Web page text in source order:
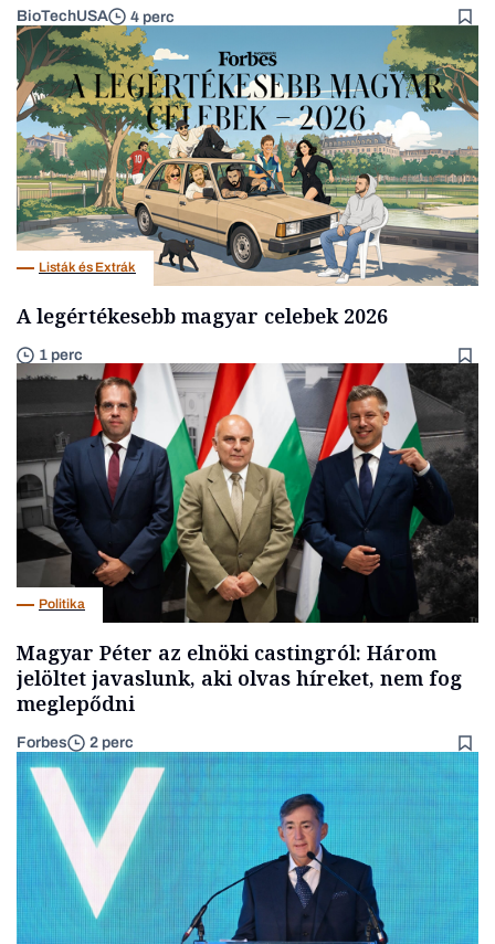
BioTechUSA 4 perc
Listák és Extrák
A legértékesebb magyar celebek 2026
1 perc
Politika
Magyar Péter az elnöki castingról: Három
jelöltet javaslunk, aki olvas híreket, nem fog
meglepődni
Forbes 2 perc